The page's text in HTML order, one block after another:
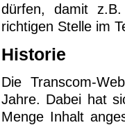
dürfen, damit
richtigen Stelle im
Historie
Die Transcom-
Jahre. Dabei hat
Menge Inhalt